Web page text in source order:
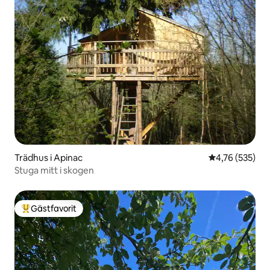
Trädhus i Apinac 4,76 av 5 i
4,76 (535)
Stuga mitt i skogen
Populär gästfavorit
Gästfavorit